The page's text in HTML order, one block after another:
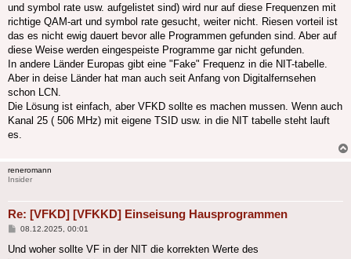
und symbol rate usw. aufgelistet sind) wird nur auf diese Frequenzen mit
richtige QAM-art und symbol rate gesucht, weiter nicht. Riesen vorteil ist
das es nicht ewig dauert bevor alle Programmen gefunden sind. Aber auf
diese Weise werden eingespeiste Programme gar nicht gefunden.
In andere Länder Europas gibt eine "Fake" Frequenz in die NIT-tabelle.
Aber in deise Länder hat man auch seit Anfang von Digitalfernsehen
schon LCN.
Die Lösung ist einfach, aber VFKD sollte es machen mussen. Wenn auch
Kanal 25 ( 506 MHz) mit eigene TSID usw. in die NIT tabelle steht lauft
es.
reneromann
Insider
Re: [VFKD] [VFKKD] Einseisung Hausprogrammen
Beitrag
08.12.2025, 00:01
Und woher sollte VF in der NIT die korrekten Werte des